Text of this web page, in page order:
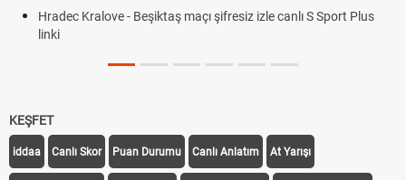
canlı S Sport Plus
KEŞFET
iddaa Canlı Skor Puan Durumu Canlı Anlatım At Yarışı